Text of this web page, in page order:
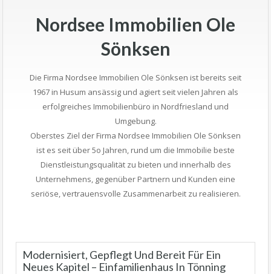
Nordsee Immobilien Ole
Sönksen
Die Firma Nordsee Immobilien Ole Sönksen ist bereits seit
1967 in Husum ansässig und agiert seit vielen Jahren als
erfolgreiches Immobilienbüro in Nordfriesland und
Umgebung.
Oberstes Ziel der Firma Nordsee Immobilien Ole Sönksen
ist es seit über 5o Jahren, rund um die Immobilie beste
Dienstleistungsqualität zu bieten und innerhalb des
Unternehmens, gegenüber Partnern und Kunden eine
seriöse, vertrauensvolle Zusammenarbeit zu realisieren.
Modernisiert, Gepflegt Und Bereit Für Ein
Neues Kapitel – Einfamilienhaus In Tönning